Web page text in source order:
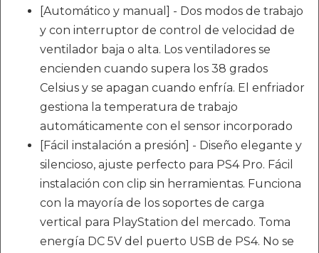
[Automático y manual] - Dos modos de trabajo
y con interruptor de control de velocidad de
ventilador baja o alta. Los ventiladores se
encienden cuando supera los 38 grados
Celsius y se apagan cuando enfría. El enfriador
gestiona la temperatura de trabajo
automáticamente con el sensor incorporado
[Fácil instalación a presión] - Diseño elegante y
silencioso, ajuste perfecto para PS4 Pro. Fácil
instalación con clip sin herramientas. Funciona
con la mayoría de los soportes de carga
vertical para PlayStation del mercado. Toma
energía DC 5V del puerto USB de PS4. No se